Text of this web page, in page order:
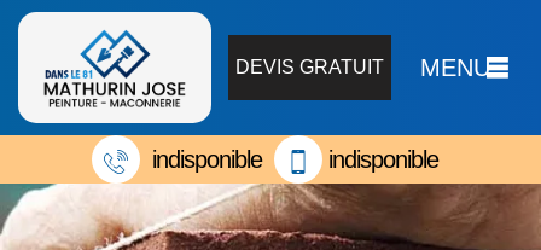
DEVIS GRATUIT MENU
indisponible indisponible